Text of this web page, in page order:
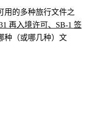
用的多种旅行文件之
再入境许可、SB-1 签
种（或哪几种）文